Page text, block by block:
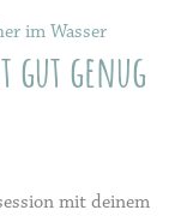
gut genug
mit deinem